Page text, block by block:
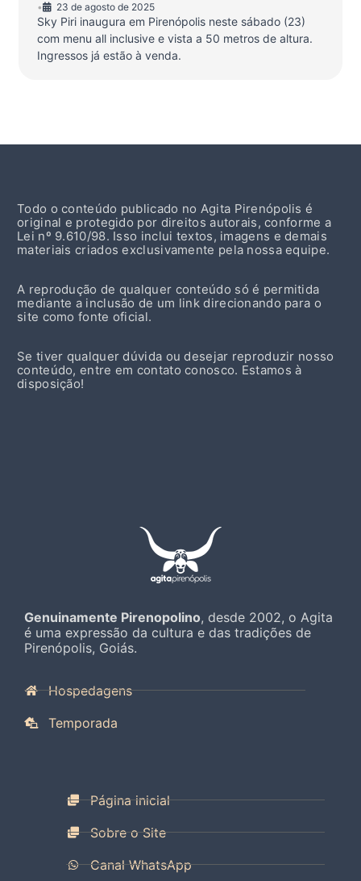
• 23 de agosto de 2025
Sky Piri inaugura em Pirenópolis neste sábado (23)
com menu all inclusive e vista a 50 metros de altura.
Ingressos já estão à venda.
Todo o conteúdo publicado no Agita Pirenópolis é
original e protegido por direitos autorais, conforme a
Lei nº 9.610/98. Isso inclui textos, imagens e demais
materiais criados exclusivamente pela nossa equipe.
A reprodução de qualquer conteúdo só é permitida
mediante a inclusão de um link direcionando para o
site como fonte oficial.
Se tiver qualquer dúvida ou desejar reproduzir nosso
conteúdo, entre em contato conosco. Estamos à
disposição!
Genuinamente Pirenopolino, desde 2002, o Agita
é uma expressão da cultura e das tradições de
Pirenópolis, Goiás.
Hospedagens
Temporada
Página inicial
Sobre o Site
Canal WhatsApp